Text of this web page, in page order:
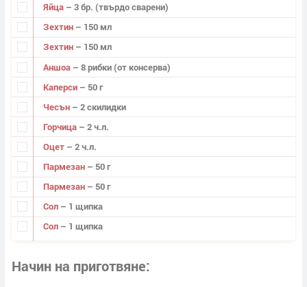
Яйца – 3 бр. (твърдо сварени)
Зехтин – 150 мл
Зехтин – 150 мл
Аншоа – 8 рибки (от консерва)
Каперси – 50 г
Чесън – 2 скилидки
Горчица – 2 ч.л.
Оцет – 2 ч.л.
Пармезан – 50 г
Пармезан – 50 г
Сол – 1 щипка
Сол – 1 щипка
Начин на приготвяне